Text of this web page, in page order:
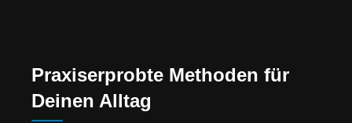
Praxiserprobte Methoden für
Deinen Alltag